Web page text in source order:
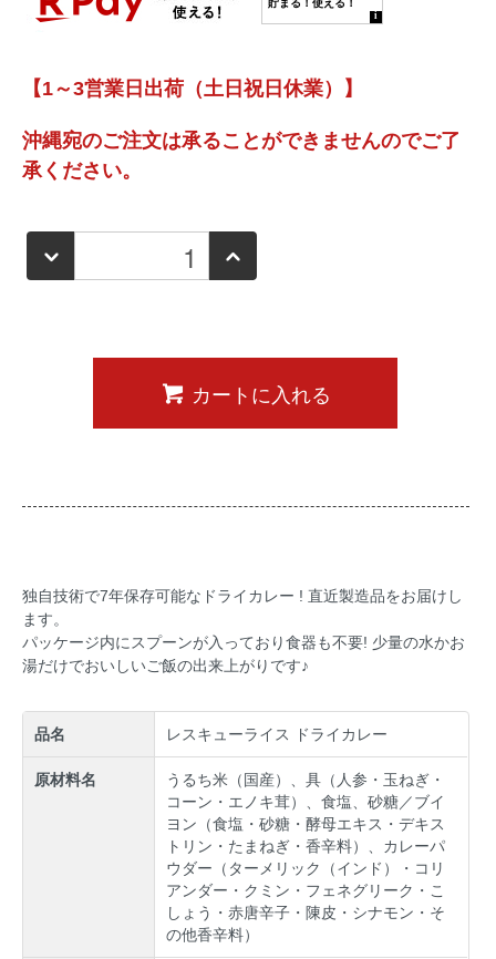
【1～3営業日出荷（土日祝日休業）】
沖縄宛のご注文は承ることができませんのでご了
承ください。
カートに入れる
独自技術で7年保存可能なドライカレー ! 直近製造品をお届けし
ます。
パッケージ内にスプーンが入っており食器も不要! 少量の水かお
湯だけでおいしいご飯の出来上がりです♪
品名 レスキューライス ドライカレー
原材料名
うるち米（国産）、具（人参・玉ねぎ・
コーン・エノキ茸）、食塩、砂糖／ブイ
ヨン（食塩・砂糖・酵母エキス・デキス
トリン・たまねぎ・香辛料）、カレーパ
ウダー（ターメリック（インド）・コリ
アンダー・クミン・フェネグリーク・こ
しょう・赤唐辛子・陳皮・シナモン・そ
の他香辛料）